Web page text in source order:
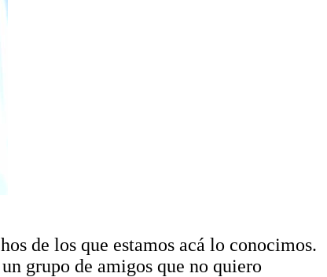
de los que estamos acá lo conocimos.
grupo de amigos que no quiero